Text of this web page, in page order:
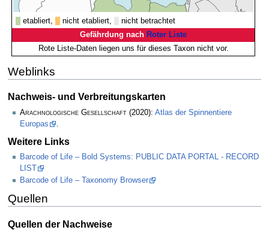
etabliert, nicht etabliert,
nicht betrachtet
Gefährdung nach Roter Liste
Rote Liste-Daten liegen uns für dieses Taxon nicht vor.
Weblinks
Nachweis- und Verbreitungskarten
Arachnologische Gesellschaft (2020): Atlas der Spinnentiere
Europas
.
Weitere Links
Barcode of Life – Bold Systems: PUBLIC DATA PORTAL - RECORD
LIST
Barcode of Life – Taxonomy Browser
Quellen
Quellen der Nachweise